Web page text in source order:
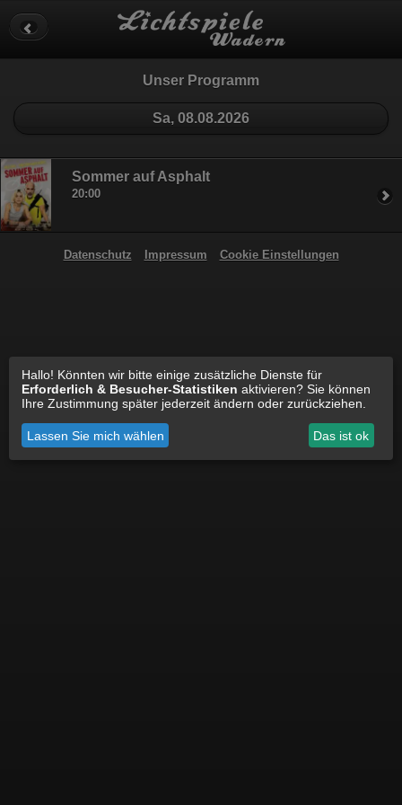
Unser Programm
Sa, 08.08.2026
Sommer auf Asphalt
20:00
Datenschutz Impressum Cookie Einstellungen
Datenschutz Impressum Cookie Einstellungen
Hallo! Könnten wir bitte einige zusätzliche Dienste für
Erforderlich & Besucher-Statistiken aktivieren? Sie können
Ihre Zustimmung später jederzeit ändern oder zurückziehen.
Lassen Sie mich wählen Das ist ok